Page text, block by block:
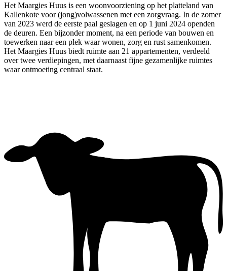
Het Maargies Huus is een woonvoorziening op het platteland van
Kallenkote voor (jong)volwassenen met een zorgvraag. In de zomer
van 2023 werd de eerste paal geslagen en op 1 juni 2024 openden
de deuren. Een bijzonder moment, na een periode van bouwen en
toewerken naar een plek waar wonen, zorg en rust samenkomen.
Het Maargies Huus biedt ruimte aan 21 appartementen, verdeeld
over twee verdiepingen, met daarnaast fijne gezamenlijke ruimtes
waar ontmoeting centraal staat.